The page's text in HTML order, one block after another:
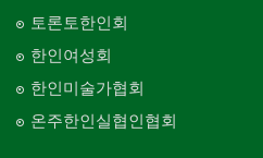
토론토한인회
한인여성회
한인미술가협회
온주한인실협인협회